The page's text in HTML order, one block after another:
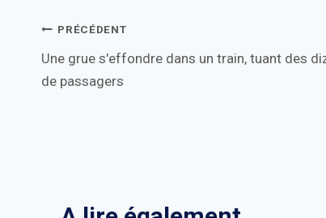
Navigation
de
PRÉCÉDENT
Une grue s'effondre dans un train, tuant des
de passagers